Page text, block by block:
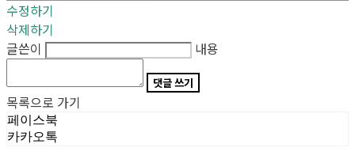
수정하기
삭제하기
글쓴이
내용
댓글 쓰기
목록으로 가기
페이스북
카카오톡